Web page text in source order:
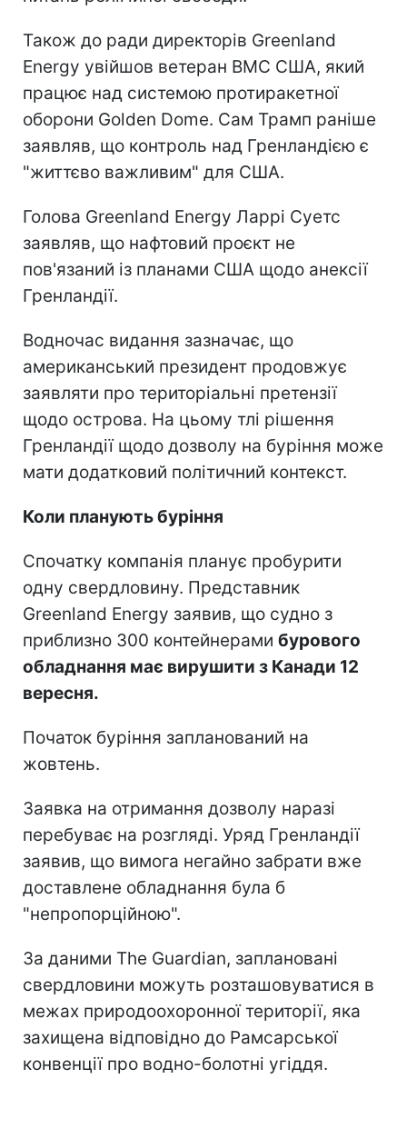
Також до ради директорів Greenland
Energy увійшов ветеран ВМС США, який
працює над системою протиракетної
оборони Golden Dome. Сам Трамп раніше
заявляв, що контроль над Гренландією є
"життєво важливим" для США.
Голова Greenland Energy Ларрі Суетс
заявляв, що нафтовий проєкт не
пов'язаний із планами США щодо анексії
Гренландії.
Водночас видання зазначає, що
американський президент продовжує
заявляти про територіальні претензії
щодо острова. На цьому тлі рішення
Гренландії щодо дозволу на буріння може
мати додатковий політичний контекст.
Коли планують буріння
Спочатку компанія планує пробурити
одну свердловину. Представник
Greenland Energy заявив, що судно з
приблизно 300 контейнерами бурового
обладнання має вирушити з Канади 12
вересня.
Початок буріння запланований на
жовтень.
Заявка на отримання дозволу наразі
перебуває на розгляді. Уряд Гренландії
заявив, що вимога негайно забрати вже
доставлене обладнання була б
"непропорційною".
За даними The Guardian, заплановані
свердловини можуть розташовуватися в
межах природоохоронної території, яка
захищена відповідно до Рамсарської
конвенції про водно-болотні угіддя.